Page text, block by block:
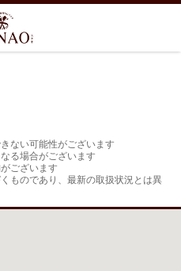
ない可能性がございます
る場合がございます
ございます
ものであり、最新の取扱状況とは異